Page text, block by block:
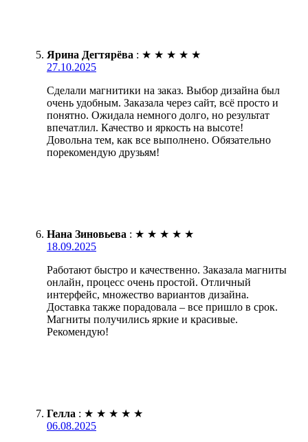
Ярина Дегтярёва : ★ ★ ★ ★ ★
27.10.2025
Сделали магнитики на заказ. Выбор дизайна был
очень удобным. Заказала через сайт, всё просто и
понятно. Ожидала немного долго, но результат
впечатлил. Качество и яркость на высоте!
Довольна тем, как все выполнено. Обязательно
порекомендую друзьям!
Нана Зиновьева : ★ ★ ★ ★ ★
18.09.2025
Работают быстро и качественно. Заказала магниты
онлайн, процесс очень простой. Отличный
интерфейс, множество вариантов дизайна.
Доставка также порадовала – все пришло в срок.
Магниты получились яркие и красивые.
Рекомендую!
Гелла : ★ ★ ★ ★ ★
06.08.2025